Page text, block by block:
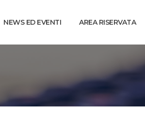
NEWS ED EVENTI AREA RISERVATA